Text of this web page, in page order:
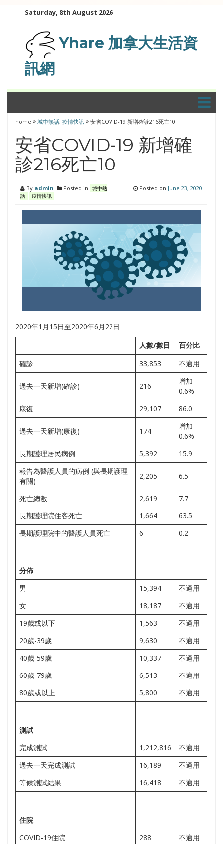
Saturday, 8th August 2026
Yhare 加拿大生活資
訊網
home 城中熱話, 疫情快訊 安省COVID-19 新增確診216死亡10
安省COVID-19 新增確
診216死亡10
By admin Posted in
城中熱
話
疫情快訊
Posted on June 23, 2020
2020年1月15日至2020年6月22日
人數/數目
百分比
確診
33,853 不適用
過去一天新增(確診) 216
增加
0.6%
康復
29,107 86.0
過去一天新增(康復) 174
增加
0.6%
長期護理居民病例
5,392
15.9
報告為醫護人員的病例 (與長期護理
有關)
2,205 6.5
死亡總數 2,619
7.7
長期護理院住客死亡
1,664
63.5
長期護理院中的醫護人員死亡
6 0.2
分佈
男
15,394
不適用
女
18,187
不適用
19歲或以下
1,563
不適用
20歲-39歲
9,630
不適用
40歲-59歲
10,337
不適用
60歲-79歲
6,513
不適用
80歲或以上
5,800 不適用
測試
完成測試
1,212,816
不適用
過去一天完成測試
16,189
不適用
等候測試結果
16,418 不適用
住院
COVID-19住院
288
不適用